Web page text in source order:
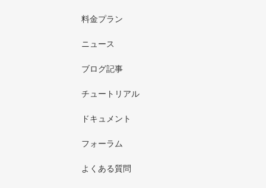
料金プラン
ニュース
ブログ記事
チュートリアル
ドキュメント
フォーラム
よくある質問